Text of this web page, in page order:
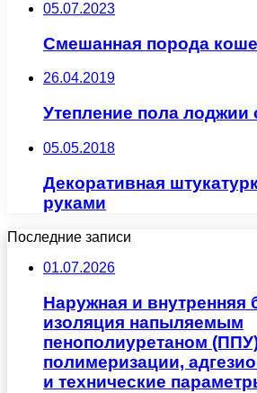
05.07.2023
Смешанная порода
26.04.2019
Утепление пола лоджии
05.05.2018
Декоративная
руками
Последние записи
01.07.2026
Наружная и внутренняя
изоляция напыляемым
пенополиуретаном
полимеризации,
и технические